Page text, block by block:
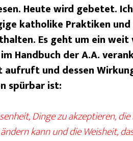
Heute wird gebetet.
katholike Praktiken
Es geht um ein
Handbuch der A.A.
und dessen
spürbar ist:
Dinge zu akzeptieren,
kann und die Weisheit,